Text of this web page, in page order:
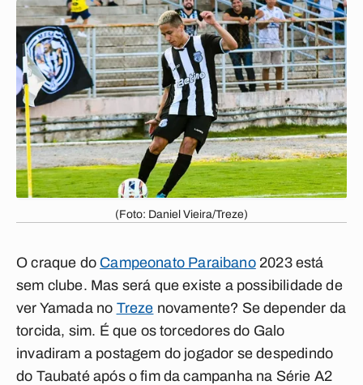
(Foto: Daniel Vieira/Treze)
O craque do Campeonato Paraibano2023 está
sem clube. Mas será que existe a possibilidade de
ver Yamada no Treze novamente? Se depender da
torcida, sim. É que os torcedores do Galo
invadiram a postagem do jogador se despedindo
do Taubaté após o fim da campanha na Série A2